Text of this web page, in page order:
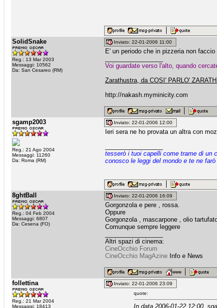
SolidSnake
Reg.: 13 Mar 2003
Messaggi: 10562
Da: San Cesareo (RM)
Inviato: 22-01-2006 11:00
E' un periodo che in pizzeria non
Voi guardate verso l'alto, quando
Zarathustra, da COSI' PARLO'
http://nakash.myminicity.com
sgamp2003
Reg.: 21 Ago 2004
Messaggi: 11260
Da: Roma (RM)
Inviato: 22-01-2006 12:00
Ieri sera ne ho provata un altra con
tesserò i tuoi capelli come trame di un
conosco le leggi del mondo e te ne
8ghtBall
Reg.: 04 Feb 2004
Messaggi: 6807
Da: Cesena (FO)
Inviato: 22-01-2006 16:09
Gorgonzola e pere , rossa.
Oppure
Gorgonzola , mascarpone , olio
Comunque sempre leggere
Altri spazi di cinema:
CineOcchio Forum
CineOcchio MagAzine Info e News
follettina
Reg.: 21 Mar 2004
Messaggi: 18413
Inviato: 22-01-2006 23:09
quote:
In data 2006-01-22 12:00,